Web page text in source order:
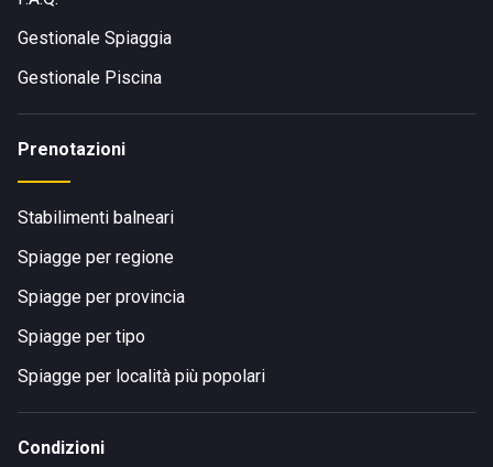
Gestionale Spiaggia
Gestionale Piscina
Prenotazioni
Stabilimenti balneari
Spiagge per regione
Spiagge per provincia
Spiagge per tipo
Spiagge per località più popolari
Condizioni